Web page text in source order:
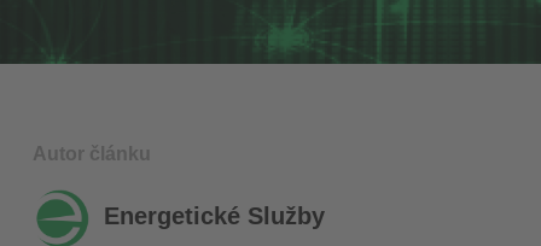
Autor článku
Energetické Služby